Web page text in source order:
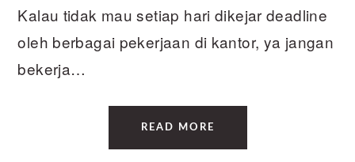
Kalau tidak mau setiap hari dikejar deadline
oleh berbagai pekerjaan di kantor, ya jangan
bekerja…
READ MORE